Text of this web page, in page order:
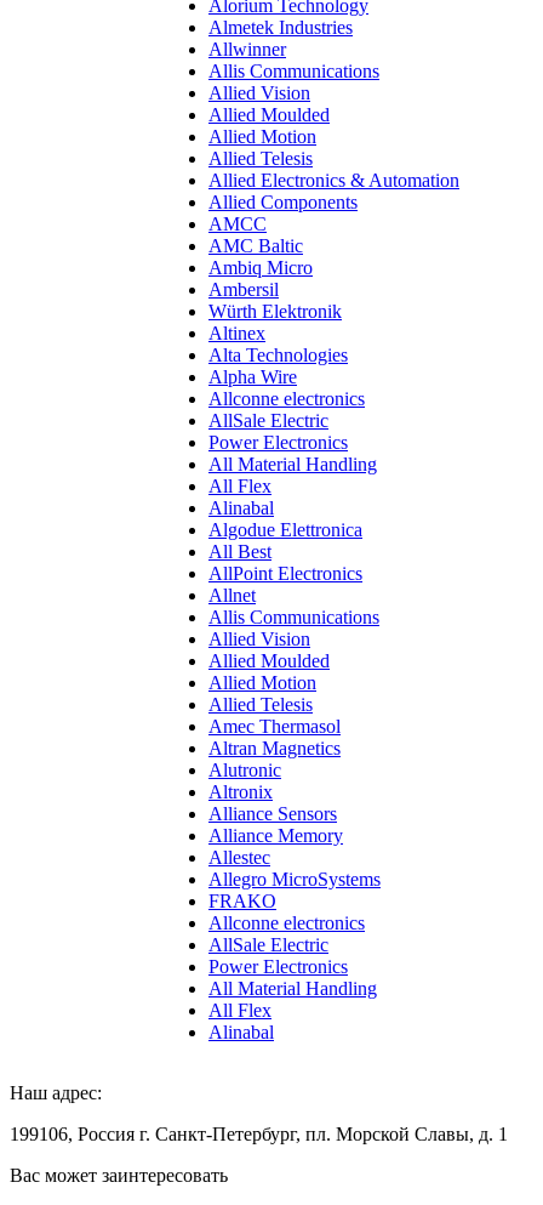
Alorium Technology
Almetek Industries
Allwinner
Allis Communications
Allied Vision
Allied Moulded
Allied Motion
Allied Telesis
Allied Electronics & Automation
Allied Components
AMCC
AMC Baltic
Ambiq Micro
Ambersil
Würth Elektronik
Altinex
Alta Technologies
Alpha Wire
Allconne electronics
AllSale Electric
Power Electronics
All Material Handling
All Flex
Alinabal
Algodue Elettronica
All Best
AllPoint Electronics
Allnet
Allis Communications
Allied Vision
Allied Moulded
Allied Motion
Allied Telesis
Amec Thermasol
Altran Magnetics
Alutronic
Altronix
Alliance Sensors
Alliance Memory
Allestec
Allegro MicroSystems
FRAKO
Allconne electronics
AllSale Electric
Power Electronics
All Material Handling
All Flex
Alinabal
Наш адрес:
199106, Россия г. Санкт-Петербург, пл. Морской Славы, д. 1
Вас может заинтересовать